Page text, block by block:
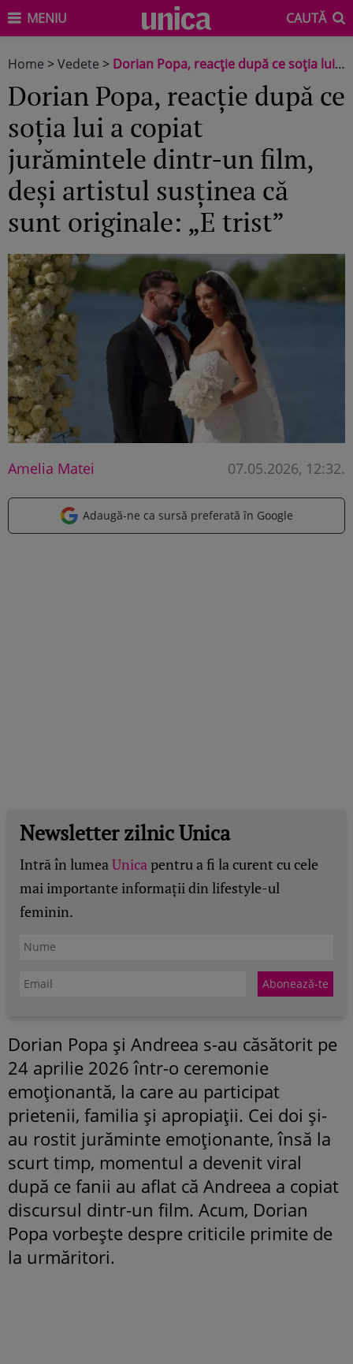
MENIU CAUTĂ
Home >Vedete > Dorian Popa, reacție după ce soția lui a copiat jurămintele dintr-un film, deși artistul susținea că sunt originale: „E trist”
Dorian Popa, reacție după ce
soția lui a copiat
jurămintele dintr-un film,
deși artistul susținea că
sunt originale: „E trist”
Amelia Matei 07.05.2026, 12:32.
Adaugă-ne ca sursă preferată în Google
Newsletter zilnic Unica
Intră în lumeaUnicapentru a fi la curent cu cele
mai importante informații din lifestyle-ul
feminin.
Dorian Popa și Andreea s-au căsătorit pe
24 aprilie 2026 într-o ceremonie
emoționantă, la care au participat
prietenii, familia și apropiații. Cei doi și-
au rostit jurăminte emoționante, însă la
scurt timp, momentul a devenit viral
după ce fanii au aflat că Andreea a copiat
discursul dintr-un film. Acum, Dorian
Popa vorbește despre criticile primite de
la urmăritori.